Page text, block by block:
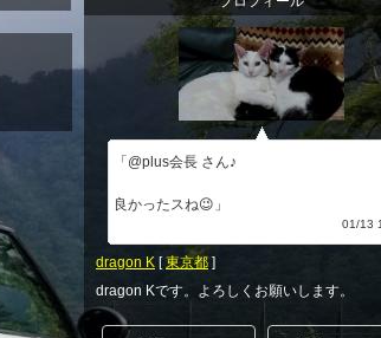
「@plus会長 さん♪
良かったスね😉」
01/13
dragon K [東京都 ]
dragon Kです。よろしくお願いします。